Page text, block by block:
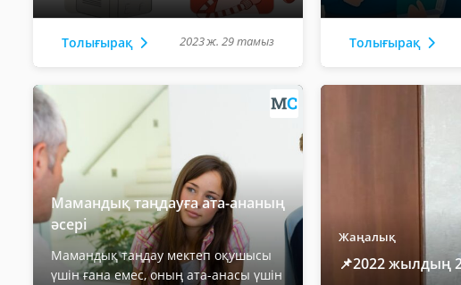
Толығырақ 2023 ж. 29 тамыз Толығырақ
Мамандық таңдауға ата-ананың
әсері
Мамандық таңдау мектеп оқушысы
үшін ғана емес, оның ата-анасы үшін
Жаңалық
📌2022 жылдың